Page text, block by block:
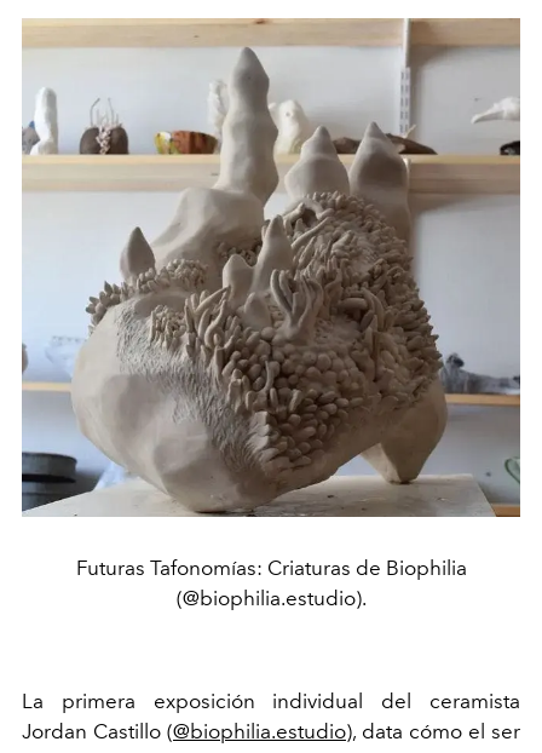
Futuras Tafonomías: Criaturas de Biophilia
(@biophilia.estudio).
La primera exposición individual del ceramista
Jordan Castillo (@biophilia.estudio), data cómo el ser